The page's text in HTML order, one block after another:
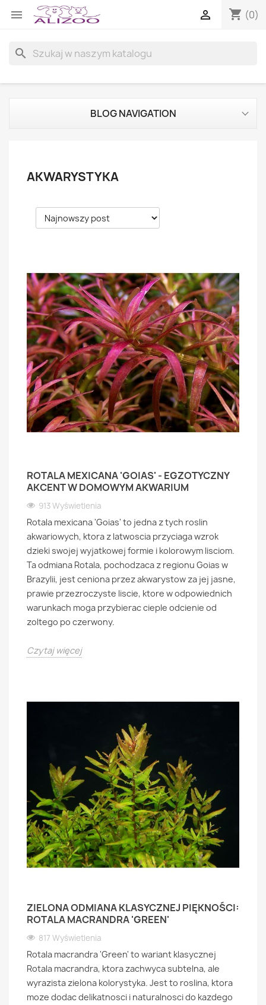
 shopping_cart (0)

search
BLOG NAVIGATION
AKWARYSTYKA
ROTALA MEXICANA 'GOIAS' - EGZOTYCZNY
AKCENT W DOMOWYM AKWARIUM
913 Wyświetlenia
Rotala mexicana 'Goias' to jedna z tych roslin
akwariowych, ktora z latwoscia przyciaga wzrok
dzieki swojej wyjatkowej formie i kolorowym lisciom.
Ta odmiana Rotala, pochodzaca z regionu Goias w
Brazylii, jest ceniona przez akwarystow za jej jasne,
prawie przezroczyste liscie, ktore w odpowiednich
warunkach moga przybierac cieple odcienie od
zoltego po czerwony.
Czytaj więcej
ZIELONA ODMIANA KLASYCZNEJ PIĘKNOŚCI:
ROTALA MACRANDRA 'GREEN'
817 Wyświetlenia
Rotala macrandra 'Green' to wariant klasycznej
Rotala macrandra, ktora zachwyca subtelna, ale
wyrazista zielona kolorystyka. Jest to roslina, ktora
moze dodac delikatnosci i naturalnosci do kazdego